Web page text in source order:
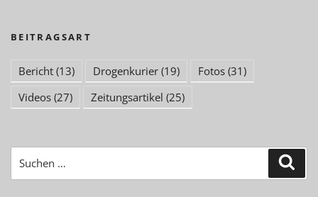
BEITRAGSART
Bericht (13) Drogenkurier (19) Fotos (31)
Videos (27) Zeitungsartikel (25)
nach: